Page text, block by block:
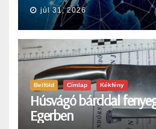
júl 31, 2026
Belföld Címlap Kékfény
Húsvágó bárddal
Egerben